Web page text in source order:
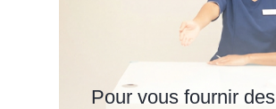
Pour vous fournir des